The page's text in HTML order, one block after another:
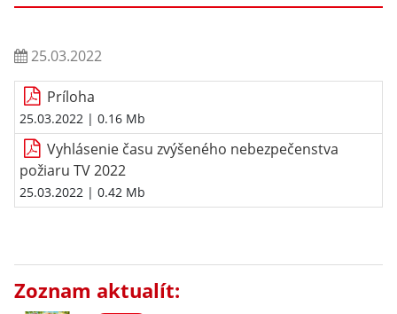
25.03.2022
Príloha
25.03.2022 | 0.16 Mb
Vyhlásenie času zvýšeného nebezpečenstva
požiaru TV 2022
25.03.2022 | 0.42 Mb
Zoznam aktualít: